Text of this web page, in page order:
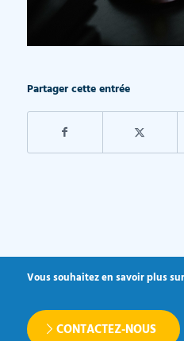
Partager cette entrée
Vous souhaitez en savoir plus
CONTACTEZ-NOUS